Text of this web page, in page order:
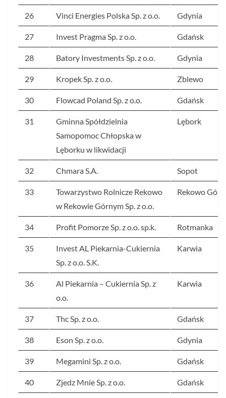
26 Vinci Energies Polska Sp. z o.o. Gdynia
27 Invest Pragma Sp. z o.o. Gdańsk
28 Batory Investments Sp. z o.o. Gdynia
29 Kropek Sp. z o.o. Zblewo
30 Flowcad Poland Sp. z o.o. Gdańsk
31
Gminna Spółdzielnia
Samopomoc Chłopska w
Lęborku w likwidacji
Lębork
32 Chmara S.A. Sopot
33
Towarzystwo Rolnicze Rekowo
w Rekowie Górnym Sp. z o.o.
Rekowo
34 Profit Pomorze Sp. z o.o. sp.k. Rotmanka
35
Invest AL Piekarnia-Cukiernia
Sp. z o.o. S.K.
Karwia
36
Al Piekarnia – Cukiernia Sp. z
o.o.
Karwia
37 Thc Sp. z o.o. Gdańsk
38 Eson Sp. z o.o. Gdynia
39 Megamini Sp. z o.o. Gdańsk
40 Zjedz Mnie Sp. z o.o. Gdańsk